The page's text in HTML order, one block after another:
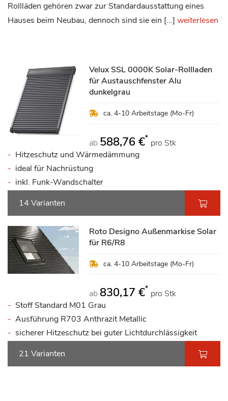
Rollläden gehören zwar zur Standardausstattung eines
Hauses beim Neubau, dennoch sind sie ein [...] weiterlesen
Velux SSL 0000K Solar-Rollladen
für Austauschfenster Alu
dunkelgrau
ca. 4-10 Arbeitstage (Mo-Fr)
ab 588,76 €* pro Stk
Hitzeschutz und Wärmedämmung
ideal für Nachrüstung
inkl. Funk-Wandschalter
14 Varianten
Roto Designo Außenmarkise Solar
für R6/R8
ca. 4-10 Arbeitstage (Mo-Fr)
ab 830,17 €* pro Stk
Stoff Standard M01 Grau
Ausführung R703 Anthrazit Metallic
sicherer Hitzeschutz bei guter Lichtdurchlässigkeit
21 Varianten